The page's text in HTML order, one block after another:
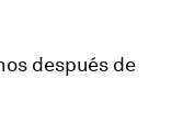
después de